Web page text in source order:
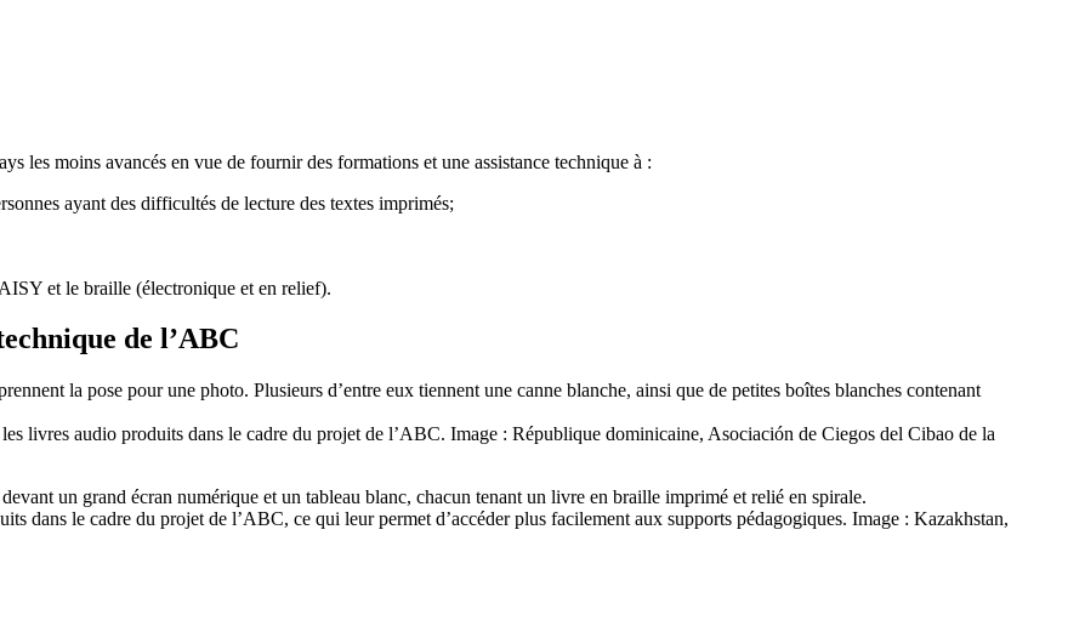
les moins avancés en vue de fournir des formations et une assistance technique à :
ayant des difficultés de lecture des textes imprimés;
et le braille (électronique et en relief).
de l’ABC
livres audio produits dans le cadre du projet de l’ABC. Image : République dominicaine, Asociación de Ciegos del Cibao de la
dans le cadre du projet de l’ABC, ce qui leur permet d’accéder plus facilement aux supports pédagogiques. Image : Kazakhstan,